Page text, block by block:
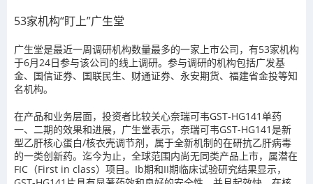
53家机构“盯上”广生堂
广生堂是最近一周调研机构数量最多的一家上市公司，有53家机构
于6月24日参与该公司的线上调研。参与调研的机构包括广发基
金、国信证券、国联民生、财通证券、永安期货、福建省金投等知
名机构。
在产品和业务层面，投资者比较关心奈瑞可韦GST-HG141单药
一、二期的效果和进展，广生堂表示，奈瑞可韦GST-HG141是新
型乙肝核心蛋白/核衣壳调节剂，属于全新机制的在研抗乙肝病毒
的一类创新药。迄今为止，全球范围内尚无同类产品上市，属潜在
FIC（First in class）项目。Ib期和II期临床试验研究结果显示，